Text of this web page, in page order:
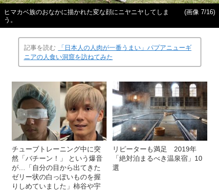
ヒマカベ族のおなかに描かれた変な顔にニヤニヤしてしま
う。
(画像 7/16)
記事を読む
「日本人の人肉が一番うまい」パプアニューギ
ニアの人食い洞窟を訪ねてみた
チューブトレーニング中に突
然「バチーン！」 という爆音
が…「自分の目から出てきた
ゼリー状の白っぽいものを握
りしめていました」柿谷や宇
リピーターも満足 2019年
「絶対泊まるべき温泉宿」10
選